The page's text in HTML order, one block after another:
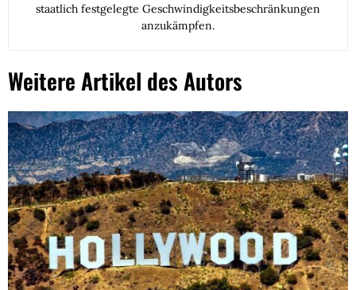
staatlich festgelegte Geschwindigkeitsbeschränkungen
anzukämpfen.
Weitere Artikel des Autors